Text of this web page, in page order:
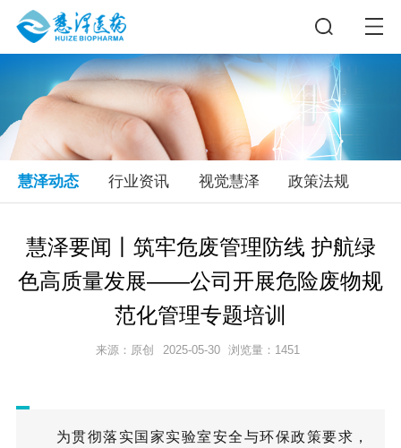
慧泽动态 行业资讯 视觉慧泽 政策法规
慧泽要闻丨筑牢危废管理防线 护航绿
色高质量发展——公司开展危险废物规
范化管理专题培训
来源：原创 2025-05-30 浏览量：1451
为贯彻落实国家实验室安全与环保政策要求，